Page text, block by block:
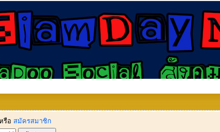
รือ สมัครสมาชิก